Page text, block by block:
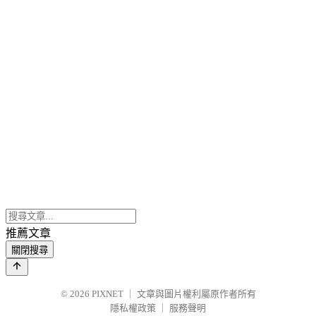
推薦文章
關閉搜尋
© 2026 PIXNET
文章與圖片權利屬原作者所有
隱私權政策
服務聲明